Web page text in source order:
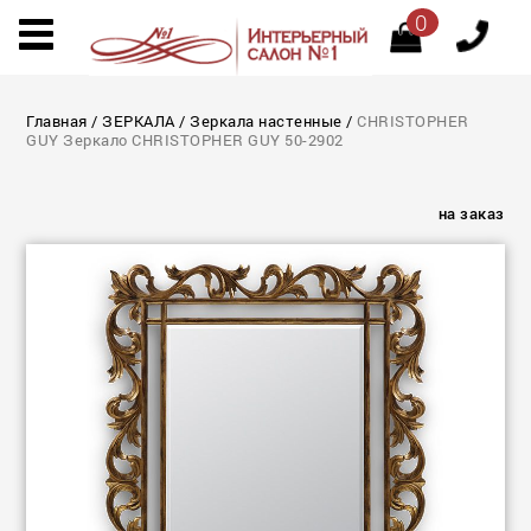
0
Главная /ЗЕРКАЛА /Зеркала настенные /CHRISTOPHER
GUY Зеркало CHRISTOPHER GUY 50-2902
на заказ